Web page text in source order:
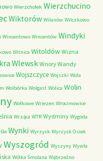
Wierzchołek Wierzchucino
Wiktorów Wilanów Wilczkowo
Wincentowo Wincentów Windyki
Witnica Witoldów Wizna
Wlewsk Wnory Wandy
Wojszczyce Wojszki Wola
Wolbórka Wolgast Wolica Wolin
Wołkowe Wriezen Wrocimowice
Wrząca WTR Wydminy Wygoda
Wynki Wyrzysk Wyrzysk Osiek
Wyszogród Wyszyny Wywła
Wólka Smolana Wąbrzeźno